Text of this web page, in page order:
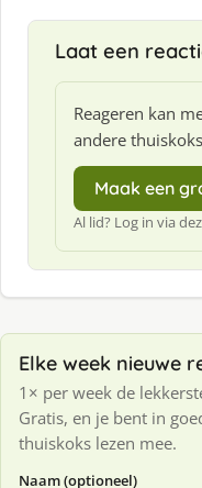
Laat een
Reageren kan
andere
Maak een
Al lid? Log in via
Elke week nieuwe
1× per week de
Gratis, en je bent in
thuiskoks lezen mee.
Naam (optioneel)